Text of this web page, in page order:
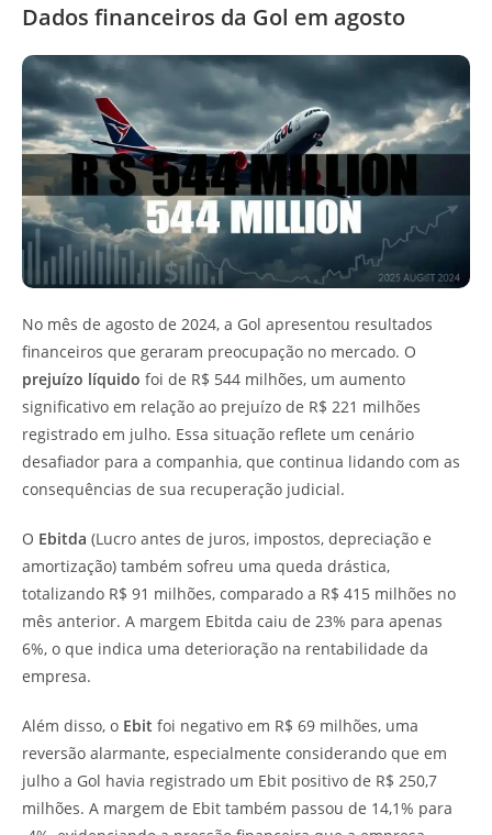
Dados financeiros da Gol em agosto
No mês de agosto de 2024, a Gol apresentou resultados
financeiros que geraram preocupação no mercado. O
prejuízo líquido foi de R$ 544 milhões, um aumento
significativo em relação ao prejuízo de R$ 221 milhões
registrado em julho. Essa situação reflete um cenário
desafiador para a companhia, que continua lidando com as
consequências de sua recuperação judicial.
O Ebitda (Lucro antes de juros, impostos, depreciação e
amortização) também sofreu uma queda drástica,
totalizando R$ 91 milhões, comparado a R$ 415 milhões no
mês anterior. A margem Ebitda caiu de 23% para apenas
6%, o que indica uma deterioração na rentabilidade da
empresa.
Além disso, o Ebit foi negativo em R$ 69 milhões, uma
reversão alarmante, especialmente considerando que em
julho a Gol havia registrado um Ebit positivo de R$ 250,7
milhões. A margem de Ebit também passou de 14,1% para